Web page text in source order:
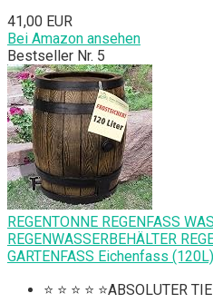
41,00 EUR
Bei Amazon ansehen
Bestseller Nr. 5
REGENTONNE REGENFASS
REGENWASSERBEHÄLTER
GARTENFASS Eichenfass
⭐ ⭐ ⭐ ⭐ ⭐ABSOLUTER